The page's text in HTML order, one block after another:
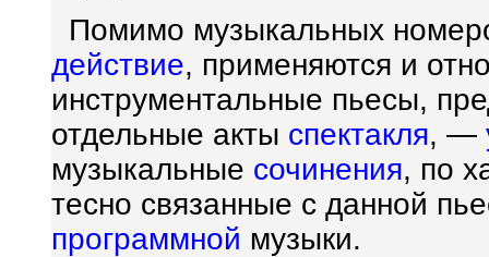
Помимо музыкальных
действие, применяются и
инструментальные пьесы,
отдельные акты спектакля, —
музыкальные сочинения, по
тесно связанные с данной
программной музыки.